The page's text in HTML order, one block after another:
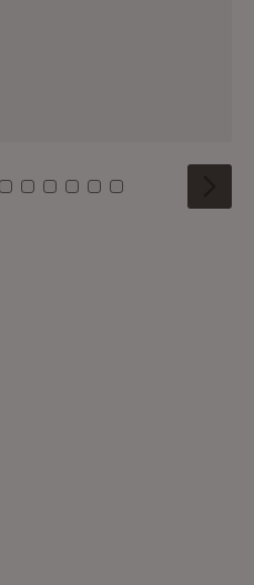
1 2 3
Kachel: 4
Zu Kachel: 5
Zu Kachel: 6
Zu Kachel: 7
Zu Kachel: 8
Zu Kachel: 9
Zu Kachel: 10